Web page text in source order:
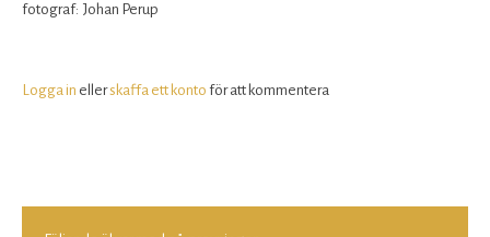
fotograf: Johan Perup
Logga in ellerskaffa ett konto för att kommentera